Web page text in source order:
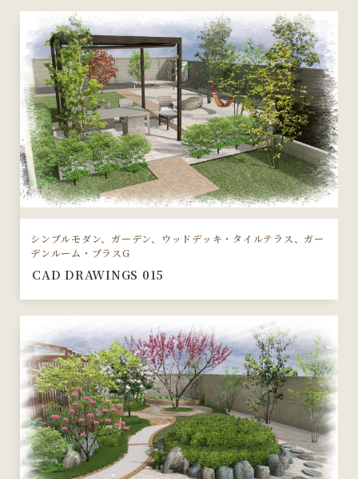
シンプルモダン、ガーデン、ウッドデッキ・タイルテラス、ガー
デンルーム・プラスG
CAD DRAWINGS 015